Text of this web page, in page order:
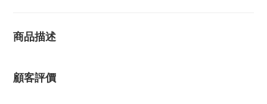
商品描述
顧客評價